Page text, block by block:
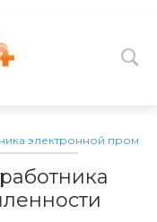
электронной